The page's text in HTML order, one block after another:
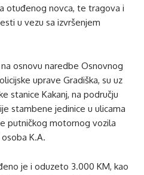
otuđenog novca, te tragova i
u vezu sa izvršenjem
osnovu naredbe Osnovnog
uprave Gradiška, su uz
stanice Kakanj, na području
stambene jedinice u ulicama
putničkog motornog vozila
K.A.
je i oduzeto 3.000 KM, kao